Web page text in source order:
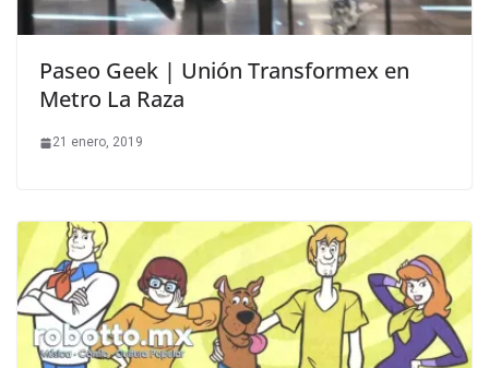
Paseo Geek | Unión Transformex en
Metro La Raza
21 enero, 2019